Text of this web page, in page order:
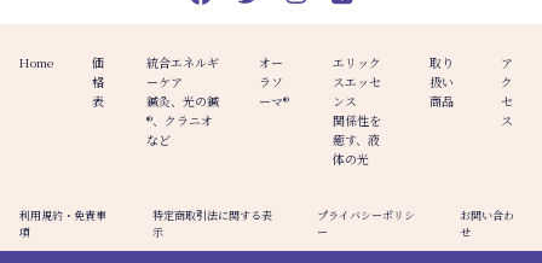
Home
価
格
表
統合エネルギ
ーケア
鍼灸、光の鍼
®︎、クラニオ
など
オー
ラソ
ーマ®️
エリック
スエッセ
ンス
関係性を
癒す、液
体の光
取り
扱い
商品
ア
ク
セ
ス
利用規約・免責事
項
特定商取引法に関する表
示
プライバシーポリシ
ー
お問い合わ
せ